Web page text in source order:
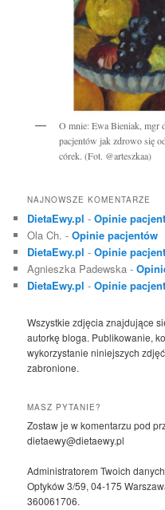
O mnie: Ewa Bieniak, mgr
pacjentów jak zdrowo się
córek. (Fot. @arteszkaa)
NAJNOWSZE KOMENTARZE
DietaEwy.pl -Opinie
Ola Ch. -Opinie pacjentów
DietaEwy.pl -Opinie
Agnieszka Padewska -
DietaEwy.pl -Opinie
Wszystkie zdjęcia znajdujące
autorkę bloga. Publikowanie,
wykorzystanie niniejszych
zabronione.
MASZ PYTANIE?
Zostaw je w komentarzu pod
dietaewy@dietaewy.pl
Administratorem Twoich
Optyków 3/59, 04-175
360061706.